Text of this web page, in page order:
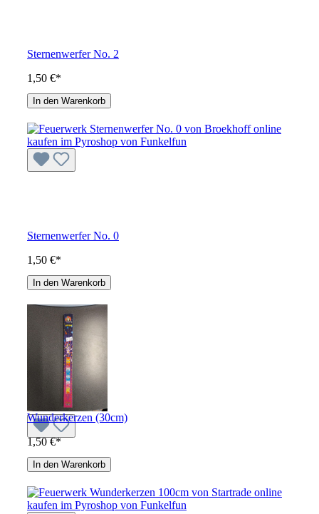
Sternenwerfer No. 2
1,50 €*
In den Warenkorb
Sternenwerfer No. 0
1,50 €*
In den Warenkorb
Wunderkerzen (30cm)
1,50 €*
In den Warenkorb